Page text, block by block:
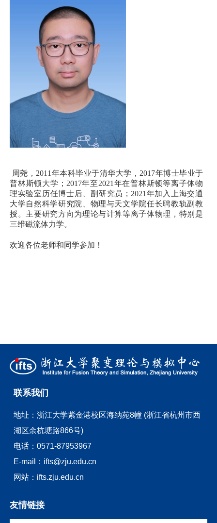
周尧， 2011 年本科毕业于清华大学， 2017年博士毕业于
普林斯顿大学； 2017年至2021 年在普林斯顿等离子体物
理实验室历任博士后、副研究员； 2021 年加入上海交通
大学自然科学研究院、物理与天文学院任长聘教轨副教
授。主要研究方向为理论与计算等离子体物理，特别是
三维磁流体力学。
欢迎各位老师和同学参加！
联系我们
地址：浙江大学紫金港校区海纳苑8幢 (浙江省杭州市西
湖区余杭塘路866号)
电话：0571-87953967
E-mail： ifts@zju.edu.cn
网站： ifts.zju.edu.cn
友情链接